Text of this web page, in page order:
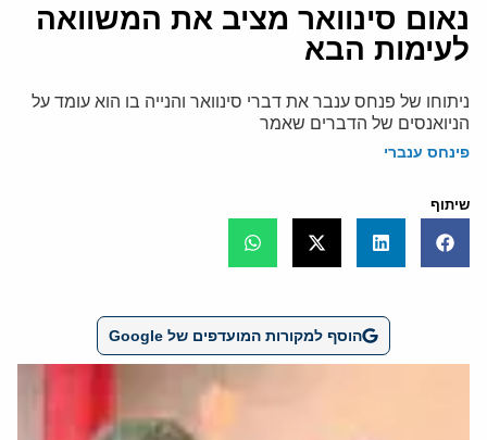
נאום סינוואר מציב את המשוואה
לעימות הבא
ניתוחו של פנחס ענבר את דברי סינוואר והנייה בו הוא עומד על
הניואנסים של הדברים שאמר
פינחס ענברי
שיתוף
הוסף למקורות המועדפים של Google